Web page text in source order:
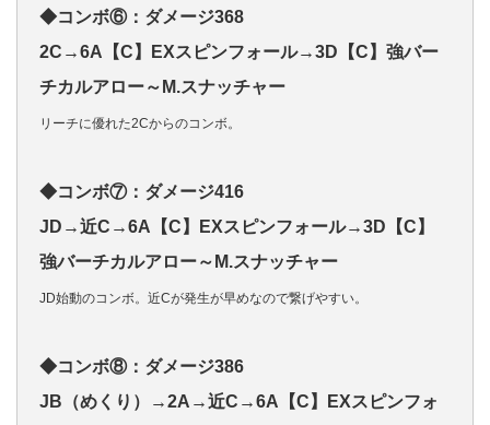
◆コンボ⑥：ダメージ368
2C→6A【C】EXスピンフォール→3D【C】強バー
チカルアロー～M.スナッチャー
リーチに優れた2Cからのコンボ。
◆コンボ⑦：ダメージ416
JD→近C→6A【C】EXスピンフォール→3D【C】
強バーチカルアロー～M.スナッチャー
JD始動のコンボ。近Cが発生が早めなので繋げやすい。
◆コンボ⑧：ダメージ386
JB（めくり）→2A→近C→6A【C】EXスピンフォ